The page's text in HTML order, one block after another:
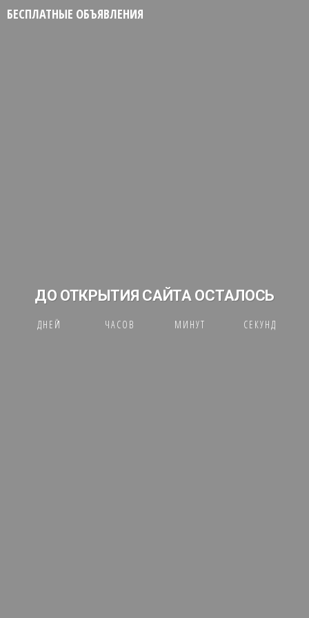
БЕСПЛАТНЫЕ ОБЪЯВЛЕНИЯ
ДО ОТКРЫТИЯ САЙТА ОСТАЛОСЬ
ДНЕЙ ЧАСОВ МИНУТ СЕКУНД